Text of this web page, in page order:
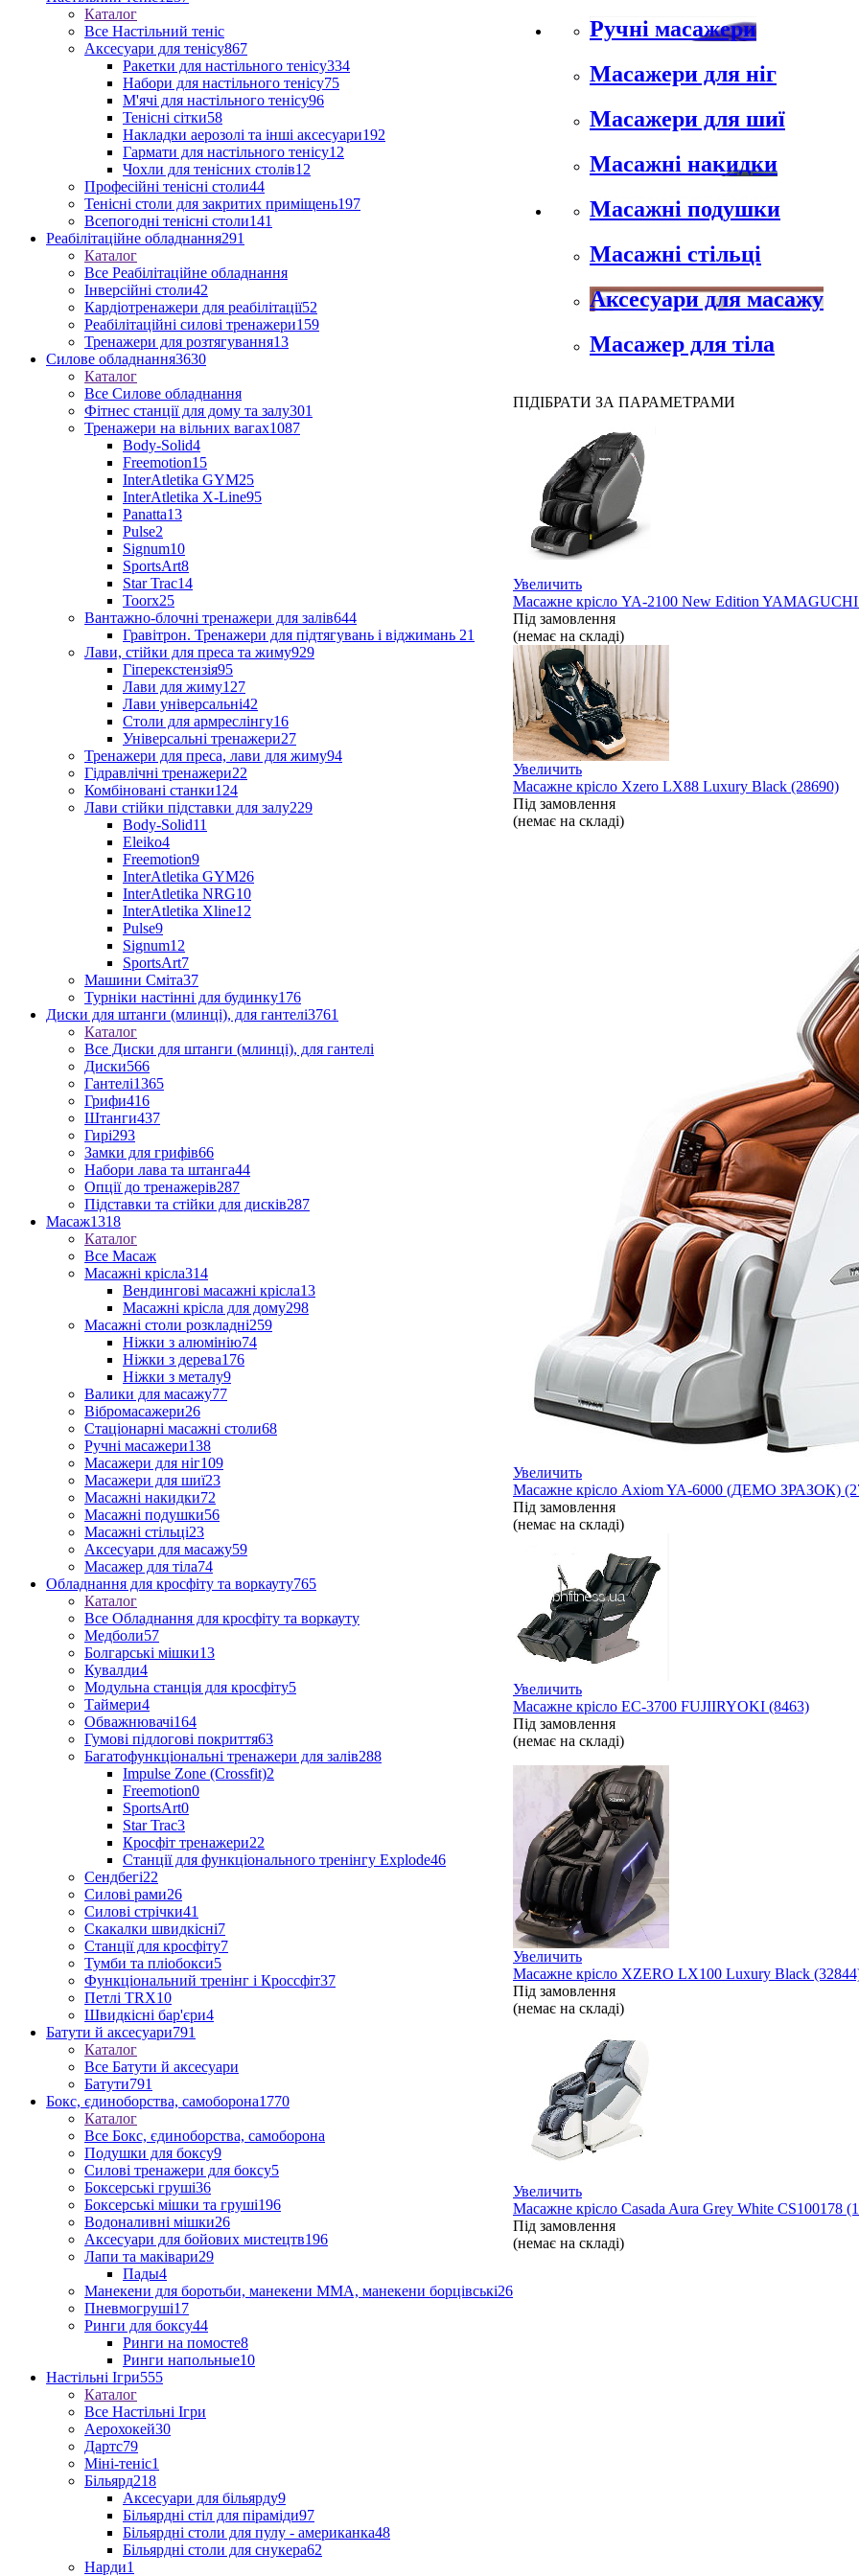
Каталог
Все Настільний теніс
Аксесуари для тенісу867
Ракетки для настільного тенісу334
Набори для настільного тенісу75
М'ячі для настільного тенісу96
Тенісні сітки58
Накладки аерозолі та інші аксесуари192
Гармати для настільного тенісу12
Чохли для тенісних столів12
Професійні тенісні столи44
Тенісні столи для закритих приміщень197
Всепогодні тенісні столи141
Реабілітаційне обладнання291
Каталог
Все Реабілітаційне обладнання
Інверсійні столи42
Кардіотренажери для реабілітації52
Реабілітаційні силові тренажери159
Тренажери для розтягування13
Силове обладнання3630
Каталог
Все Силове обладнання
Фітнес станції для дому та залу301
Тренажери на вільних вагах1087
Body-Solid4
Freemotion15
InterAtletika GYM25
InterAtletika X-Line95
Panatta13
Pulse2
Signum10
SportsArt8
Star Trac14
Toorx25
Вантажно-блочні тренажери для залів644
Гравітрон. Тренажери для підтягувань і віджимань 21
Лави, стійки для преса та жиму929
Гіперекстензія95
Лави для жиму127
Лави універсальні42
Столи для армреслінгу16
Універсальні тренажери27
Тренажери для преса, лави для жиму94
Гідравлічні тренажери22
Комбіновані станки124
Лави стійки підставки для залу229
Body-Solid11
Eleiko4
Freemotion9
InterAtletika GYM26
InterAtletika NRG10
InterAtletika Xline12
Pulse9
Signum12
SportsArt7
Машини Сміта37
Турніки настінні для будинку176
Диски для штанги (млинці), для гантелі3761
Каталог
Все Диски для штанги (млинці), для гантелі
Диски566
Гантелі1365
Грифи416
Штанги437
Гирі293
Замки для грифів66
Набори лава та штанга44
Опції до тренажерів287
Підставки та стійки для дисків287
Масаж1318
Каталог
Все Масаж
Масажні крісла314
Вендингові масажні крісла13
Масажні крісла для дому298
Масажні столи розкладні259
Ніжки з алюмінію74
Ніжки з дерева176
Ніжки з металу9
Валики для масажу77
Вібромасажери26
Стаціонарні масажні столи68
Ручні масажери138
Масажери для ніг109
Масажери для шиї23
Масажні накидки72
Масажні подушки56
Масажні стільці23
Аксесуари для масажу59
Масажер для тіла74
Обладнання для кросфіту та воркауту765
Каталог
Все Обладнання для кросфіту та воркауту
Медболи57
Болгарські мішки13
Кувалди4
Модульна станція для кросфіту5
Таймери4
Обважнювачі164
Гумові підлогові покриття63
Багатофункціональні тренажери для залів288
Impulse Zone (Crossfit)2
Freemotion0
SportsArt0
Star Trac3
Кросфіт тренажери22
Станції для функціонального тренінгу Explode46
Сендбегі22
Силові рами26
Силові стрічки41
Скакалки швидкісні7
Станції для кросфіту7
Тумби та пліобокси5
Функціональний тренінг і Кроссфіт37
Петлі TRX10
Швидкісні бар'єри4
Батути й аксесуари791
Каталог
Все Батути й аксесуари
Батути791
Бокс, єдиноборства, самоборона1770
Каталог
Все Бокс, єдиноборства, самоборона
Подушки для боксу9
Силові тренажери для боксу5
Боксерські груші36
Боксерські мішки та груші196
Водоналивні мішки26
Аксесуари для бойових мистецтв196
Лапи та маківари29
Пады4
Манекени для боротьби, манекени ММА, манекени борцівські26
Пневмогруші17
Ринги для боксу44
Ринги на помосте8
Ринги напольные10
Настільні Ігри555
Каталог
Все Настільні Ігри
Аерохокей30
Дартс79
Міні-теніс1
Більярд218
Аксесуари для більярду9
Більярдні стіл для піраміди97
Більярдні столи для пулу - американка48
Більярдні столи для снукера62
Нарди1
Ручні масажери
Масажери для ніг
Масажери для шиї
Масажні накидки
Масажні подушки
Масажні стільці
Аксесуари для масажу
Масажер для тіла
ПІДІБРАТИ ЗА ПАРАМЕТРАМИ
Увеличить
Масажне крісло YA-2100 New Edition
Під замовлення
(немає на складі)
Увеличить
Масажне крісло Xzero LX88 Luxury Black (28690)
Під замовлення
(немає на складі)
Увеличить
Масажне крісло Axiom YA-6000 (ДЕМО ЗРАЗОК)
Під замовлення
(немає на складі)
Увеличить
Масажне крісло EC-3700 FUJIIRYOKI (8463)
Під замовлення
(немає на складі)
Увеличить
Масажне крісло XZERO LX100 Luxury Black
Під замовлення
(немає на складі)
Увеличить
Масажне крісло Casada Aura Grey White CS100178
Під замовлення
(немає на складі)